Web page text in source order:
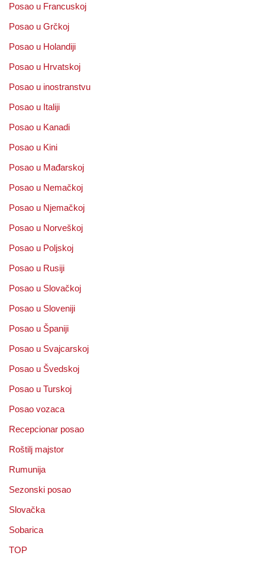
Posao u Francuskoj
Posao u Grčkoj
Posao u Holandiji
Posao u Hrvatskoj
Posao u inostranstvu
Posao u Italiji
Posao u Kanadi
Posao u Kini
Posao u Mađarskoj
Posao u Nemačkoj
Posao u Njemačkoj
Posao u Norveškoj
Posao u Poljskoj
Posao u Rusiji
Posao u Slovačkoj
Posao u Sloveniji
Posao u Španiji
Posao u Svajcarskoj
Posao u Švedskoj
Posao u Turskoj
Posao vozaca
Recepcionar posao
Roštilj majstor
Rumunija
Sezonski posao
Slovačka
Sobarica
TOP